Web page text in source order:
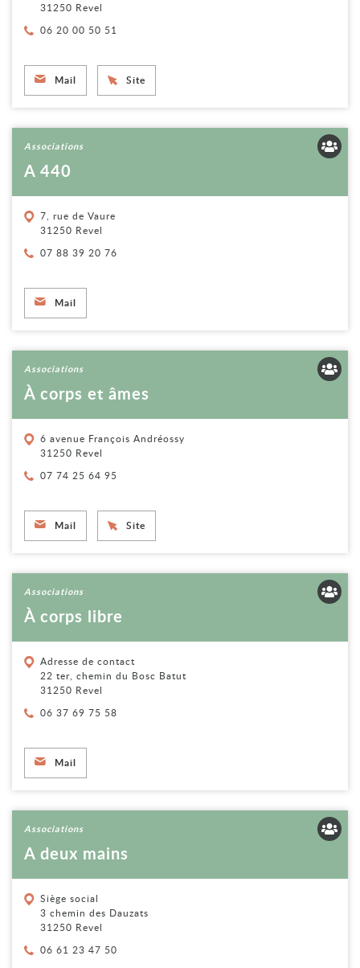
31250 Revel
Téléphone :
06 20 00 50 51
Mail Site
Associations
A 440
7, rue de Vaure
31250 Revel
Téléphone :
07 88 39 20 76
Mail
Associations
À corps et âmes
6 avenue François Andréossy
31250 Revel
Téléphone :
07 74 25 64 95
Mail Site
Associations
À corps libre
Adresse de contact
22 ter, chemin du Bosc Batut
31250 Revel
Téléphone :
06 37 69 75 58
Mail
Associations
A deux mains
Siège social
3 chemin des Dauzats
31250 Revel
Téléphone :
06 61 23 47 50